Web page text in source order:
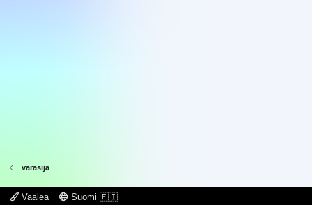
varasija
Vaalea
Suomi 🇫🇮